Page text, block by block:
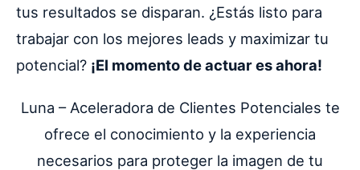
tus resultados se disparan. ¿Estás listo para
trabajar con los mejores leads y maximizar tu
potencial? ¡El momento de actuar es ahora!
Luna – Aceleradora de Clientes Potenciales te
ofrece el conocimiento y la experiencia
necesarios para proteger la imagen de tu